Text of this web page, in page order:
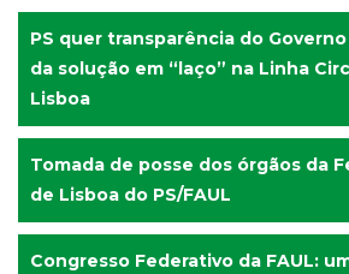
PS quer transparência do
da solução em “laço” na Linha
Lisboa
Tomada de posse dos órgãos da
de Lisboa do PS/FAUL
Congresso Federativo da FAUL: